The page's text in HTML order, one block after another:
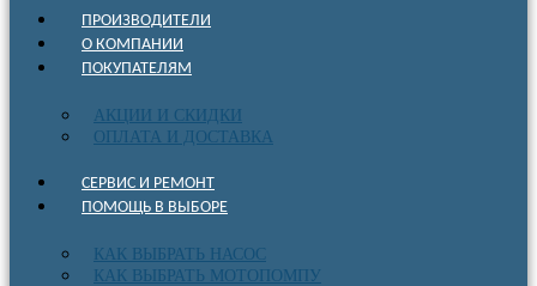
ПРОИЗВОДИТЕЛИ
О КОМПАНИИ
ПОКУПАТЕЛЯМ
АКЦИИ И СКИДКИ
ОПЛАТА И ДОСТАВКА
СЕРВИС И РЕМОНТ
ПОМОЩЬ В ВЫБОРЕ
КАК ВЫБРАТЬ НАСОС
КАК ВЫБРАТЬ МОТОПОМПУ